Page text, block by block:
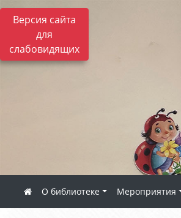
Версия сайта
для
слабовидящих
О библиотеке Мероприятия